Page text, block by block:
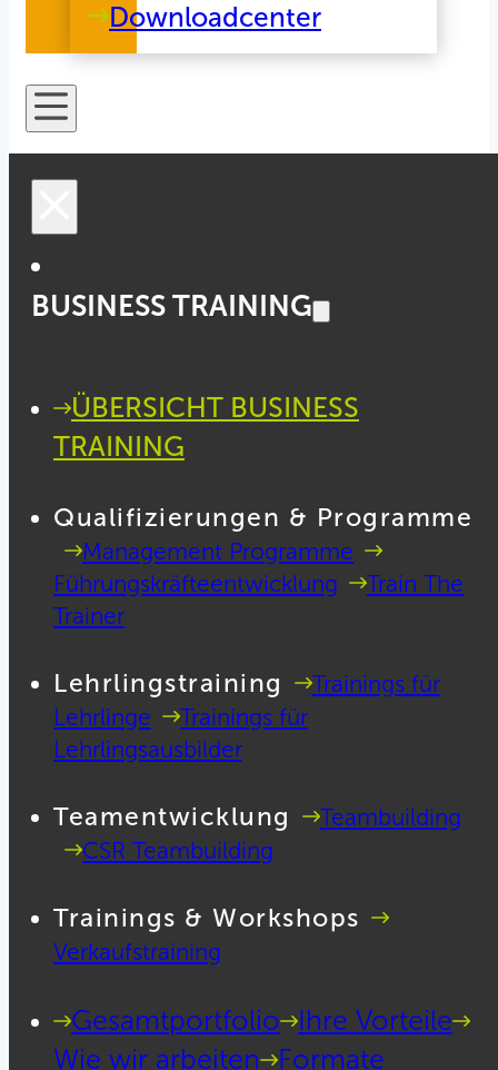
Downloadcenter
BUSINESS TRAINING
ÜBERSICHT BUSINESS
TRAINING
Qualifizierungen & Programme
Management Programme
Führungskräfteentwicklung
Train The
Trainer
Lehrlingstraining
Trainings für
Lehrlinge
Trainings für
Lehrlingsausbilder
Teamentwicklung
Teambuilding
CSR Teambuilding
Trainings & Workshops
Verkaufstraining
Gesamtportfolio
Ihre Vorteile
Wie wir arbeiten
Formate